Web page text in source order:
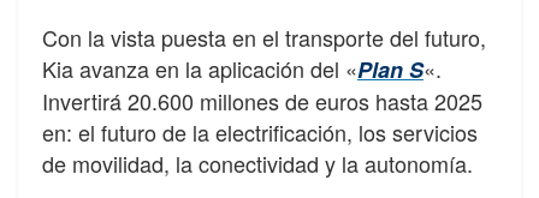
Con la vista puesta en el transporte del futuro,
Kia avanza en la aplicación del «Plan S«.
Invertirá 20.600 millones de euros hasta 2025
en: el futuro de la electrificación, los servicios
de movilidad, la conectividad y la autonomía.